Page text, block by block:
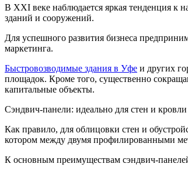
В XXI веке наблюдается яркая тенденция к
зданий и сооружений.
Для успешного развития бизнеса
маркетинга.
Быстровозводимые здания в Уфе и других
площадок. Кроме того, существенно
капитальные объекты.
Сэндвич-панели: идеально для стен и кровли
Как правило, для облицовки стен и
котором между двумя профилированными
К основным преимуществам сэндвич-